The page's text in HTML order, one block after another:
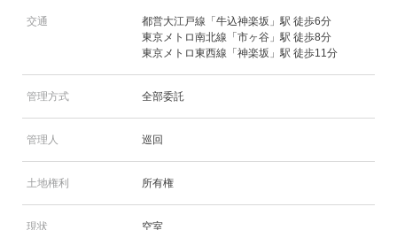
交通
都営大江戸線「牛込神楽坂」駅 徒歩6分
東京メトロ南北線「市ヶ谷」駅 徒歩8分
東京メトロ東西線「神楽坂」駅 徒歩11分
管理方式 全部委託
管理人 巡回
土地権利 所有権
現状 空室